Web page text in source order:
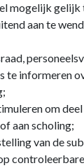
mogelijk gelijk
aan te
te informeren
om deel
aan scholing;
van de